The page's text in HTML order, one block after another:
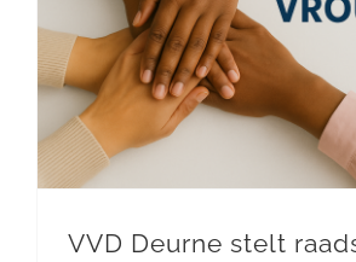
VVD Deurne stelt